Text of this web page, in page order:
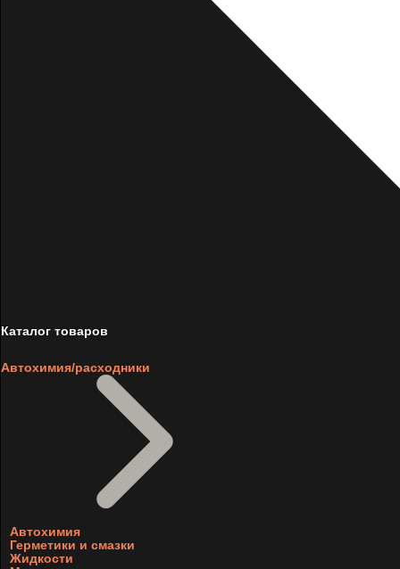
Каталог товаров
Автохимия/расходники
Автохимия
Герметики и смазки
Жидкости